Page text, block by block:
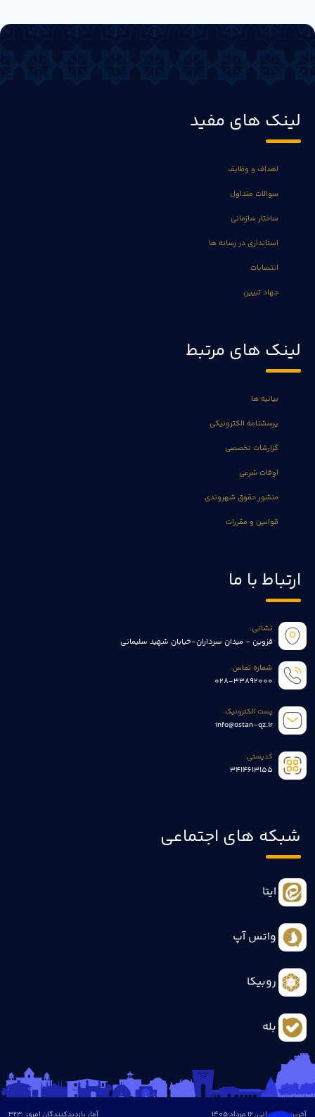
لینک های مفید
اهداف و وظایف
سوالات متداول
ساختار سازمانی
استانداری در رسانه ها
انتصابات
جهاد تبیین
لینک های مرتبط
بیانیه ها
پرسشنامه الکترونیکی
گزارشات تخصصی
اوقات شرعی
منشور حقوق شهروندی
قوانین و مقررات
ارتباط با ما
نشانی:
قزوین - میدان سرداران-خیابان شهید سلیمانی
شماره تماس:
028-33892000
پست الکترونیک:
info@ostan-qz.ir
کدپستی:
3414613155
شبکه های اجتماعی
ایتا
واتس آپ
روبیکا
بله